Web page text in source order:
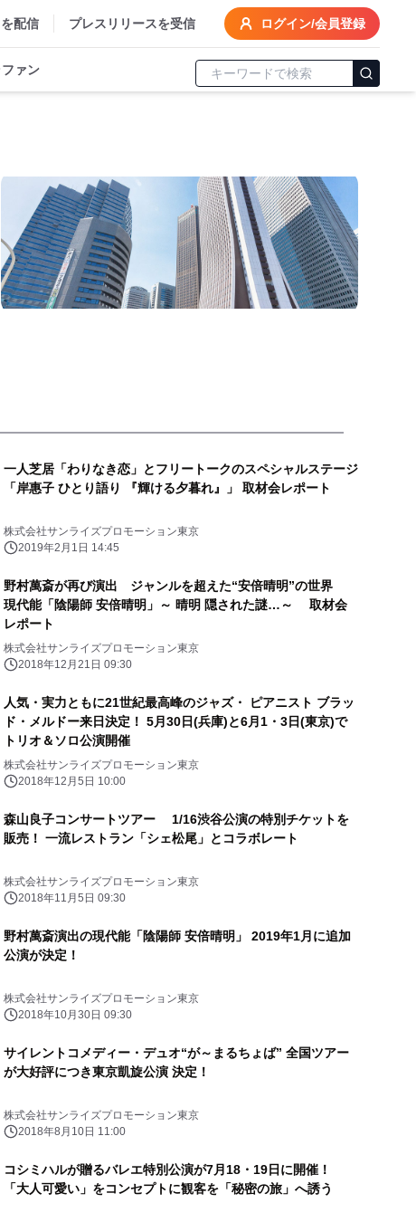
配信 プレスリリースを受信 ログイン/会員登録
ァン
一人芝居「わりなき恋」とフリートークのスペシャルステージ
「岸惠子 ひとり語り 『輝ける夕暮れ』」 取材会レポート
株式会社サンライズプロモーション東京
2019年2月1日 14:45
野村萬斎が再び演出 ジャンルを超えた“安倍晴明”の世界
現代能「陰陽師 安倍晴明」～ 晴明 隠された謎…～ 取材会
レポート
株式会社サンライズプロモーション東京
2018年12月21日 09:30
人気・実力ともに21世紀最高峰のジャズ・ ピアニスト ブラッ
ド・メルドー来日決定！ 5月30日(兵庫)と6月1・3日(東京)で
トリオ＆ソロ公演開催
株式会社サンライズプロモーション東京
2018年12月5日 10:00
森山良子コンサートツアー 1/16渋谷公演の特別チケットを
販売！ 一流レストラン「シェ松尾」とコラボレート
株式会社サンライズプロモーション東京
2018年11月5日 09:30
野村萬斎演出の現代能「陰陽師 安倍晴明」 2019年1月に追加
公演が決定！
株式会社サンライズプロモーション東京
2018年10月30日 09:30
サイレントコメディー・デュオ“が～まるちょば” 全国ツアー
が大好評につき東京凱旋公演 決定！
株式会社サンライズプロモーション東京
2018年8月10日 11:00
コシミハルが贈るバレエ特別公演が7月18・19日に開催！
「大人可愛い」をコンセプトに観客を「秘密の旅」へ誘う